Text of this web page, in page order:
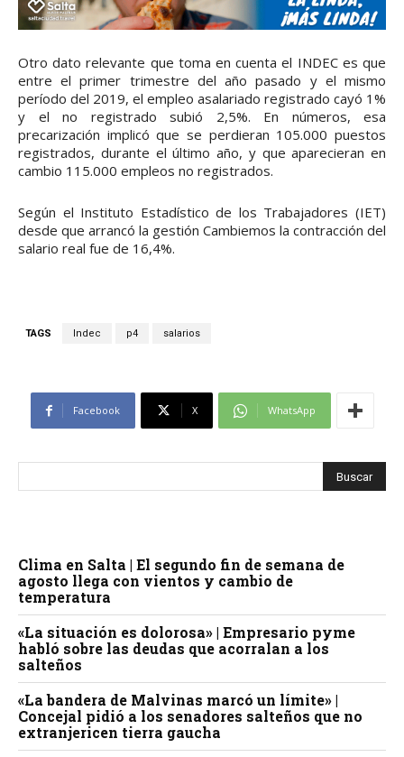
Otro dato relevante que toma en cuenta el INDEC es que
entre el primer trimestre del año pasado y el mismo
período del 2019, el empleo asalariado registrado cayó 1%
y el no registrado subió 2,5%. En números, esa
precarización implicó que se perdieran 105.000 puestos
registrados, durante el último año, y que aparecieran en
cambio 115.000 empleos no registrados.
Según el Instituto Estadístico de los Trabajadores (IET)
desde que arrancó la gestión Cambiemos la contracción del
salario real fue de 16,4%.
TAGS Indec p4 salarios
Facebook X WhatsApp
Clima en Salta | El segundo fin de semana de
agosto llega con vientos y cambio de
temperatura
«La situación es dolorosa» | Empresario pyme
habló sobre las deudas que acorralan a los
salteños
«La bandera de Malvinas marcó un límite» |
Concejal pidió a los senadores salteños que no
extranjericen tierra gaucha